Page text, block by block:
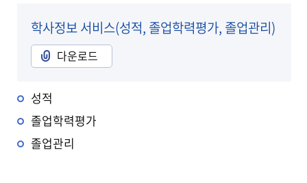
학사정보 서비스(성적, 졸업학력평가, 졸업관리)
다운로드
성적
졸업학력평가
졸업관리